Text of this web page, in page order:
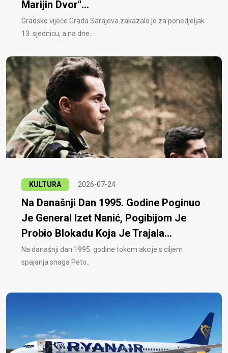
Marijin Dvor"...
Gradsko vijeće Grada Sarajeva zakazalo je za ponedjeljak
13. sjednicu, a na dne..
KULTURA 2026-07-24
Na Današnji Dan 1995. Godine Poginuo
Je General Izet Nanić, Pogibijom Je
Probio Blokadu Koja Je Trajala...
Na današnji dan 1995. godine tokom akcije s ciljem
spajanja snaga Peto..